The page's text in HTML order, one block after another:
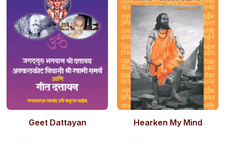
Geet Dattayan Hearken My Mind